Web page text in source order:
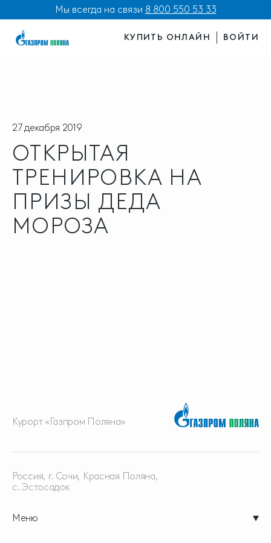
Мы всегда на связи 8 800 550 53 33
КУПИТЬ ОНЛАЙН ВОЙТИ
27 декабря 2019
ОТКРЫТАЯ
ТРЕНИРОВКА НА
ПРИЗЫ ДЕДА
МОРОЗА
Курорт «Газпром Поляна»
Меню
Россия, г. Сочи, Красная Поляна,
с. Эстосадок